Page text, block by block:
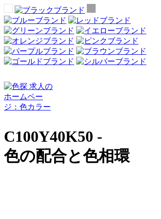
C100Y40K50 -
色の配合と色相環